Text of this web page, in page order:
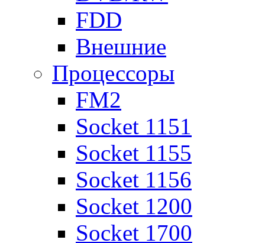
FDD
Внешние
Процессоры
FM2
Socket 1151
Socket 1155
Socket 1156
Socket 1200
Socket 1700